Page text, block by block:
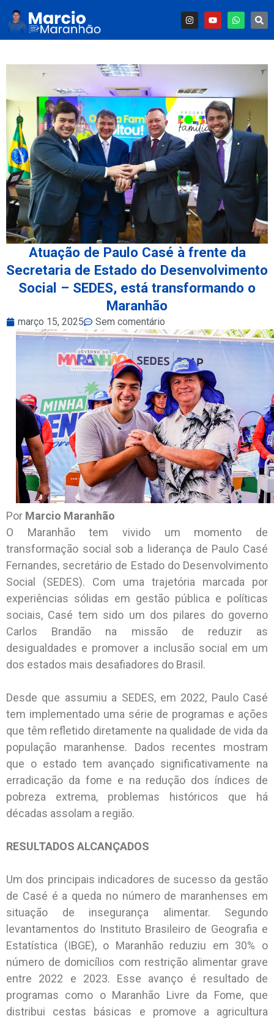
Atuação de Paulo Casé à frente da
Secretaria de Estado do Desenvolvimento
Social – SEDES, está transformando o
Maranhão
março 15, 2025 Sem comentário
Por Marcio Maranhão
O Maranhão tem vivido um momento de
transformação social sob a liderança de Paulo Casé
Fernandes, secretário de Estado do Desenvolvimento
Social (SEDES). Com uma trajetória marcada por
experiências sólidas em gestão pública e políticas
sociais, Casé tem sido um dos pilares do governo
Carlos Brandão na missão de reduzir as
desigualdades e promover a inclusão social em um
dos estados mais desafiadores do Brasil.
Desde que assumiu a SEDES, em 2022, Paulo Casé
tem implementado uma série de programas e ações
que têm refletido diretamente na qualidade de vida da
população maranhense. Dados recentes mostram
que o estado tem avançado significativamente na
erradicação da fome e na redução dos índices de
pobreza extrema, problemas históricos que há
décadas assolam a região.
RESULTADOS ALCANÇADOS
Um dos principais indicadores de sucesso da gestão
de Casé é a queda no número de maranhenses em
situação de insegurança alimentar. Segundo
levantamentos do Instituto Brasileiro de Geografia e
Estatística (IBGE), o Maranhão reduziu em 30% o
número de domicílios com restrição alimentar grave
entre 2022 e 2023. Esse avanço é resultado de
programas como o Maranhão Livre da Fome, que
distribui cestas básicas e promove a agricultura